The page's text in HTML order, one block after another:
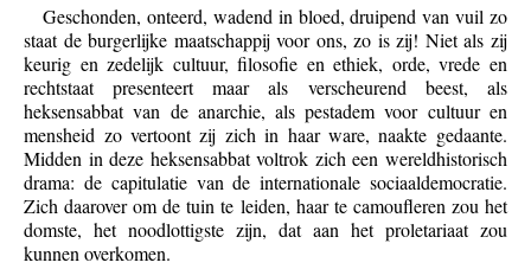
Geschonden, onteerd, wadend in bloed, druipend van vuil zo
staat de burgerlijke maatschappij voor ons, zo is zij! Niet als zij
keurig en zedelijk cultuur, filosofie en ethiek, orde, vrede en
rechtstaat presenteert maar als verscheurend beest, als
heksensabbat van de anarchie, als pestadem voor cultuur en
mensheid zo vertoont zij zich in haar ware, naakte gedaante.
Midden in deze heksensabbat voltrok zich een wereldhistorisch
drama: de capitulatie van de internationale sociaaldemocratie.
Zich daarover om de tuin te leiden, haar te camoufleren zou het
domste, het noodlottigste zijn, dat aan het proletariaat zou
kunnen overkomen.